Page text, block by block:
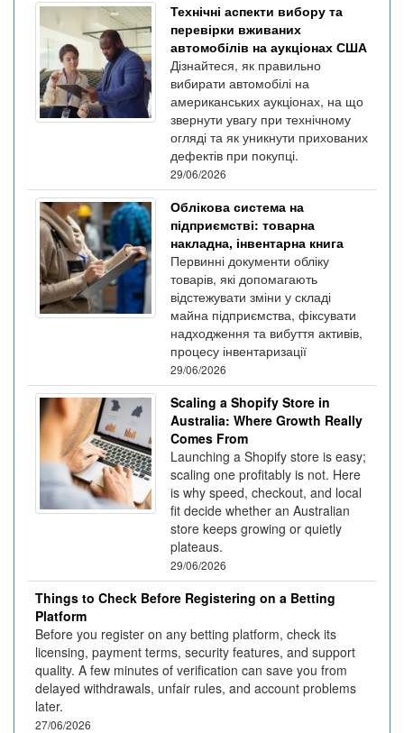
Технічні аспекти вибору та
перевірки вживаних
автомобілів на аукціонах США
Дізнайтеся, як правильно
вибирати автомобілі на
американських аукціонах, на що
звернути увагу при технічному
огляді та як уникнути прихованих
дефектів при покупці.
29/06/2026
Облікова система на
підприємстві: товарна
накладна, інвентарна книга
Первинні документи обліку
товарів, які допомагають
відстежувати зміни у складі
майна підприємства, фіксувати
надходження та вибуття активів,
процесу інвентаризації
29/06/2026
Scaling a Shopify Store in
Australia: Where Growth Really
Comes From
Launching a Shopify store is easy;
scaling one profitably is not. Here
is why speed, checkout, and local
fit decide whether an Australian
store keeps growing or quietly
plateaus.
29/06/2026
Things to Check Before Registering on a Betting
Platform
Before you register on any betting platform, check its
licensing, payment terms, security features, and support
quality. A few minutes of verification can save you from
delayed withdrawals, unfair rules, and account problems
later.
27/06/2026